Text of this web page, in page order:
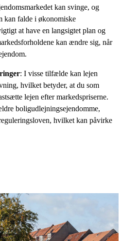
kan svinge, og
kan falde i økonomiske
at have en langsigtet plan og
kan ændre sig, når
: I visse tilfælde kan lejen
hvilket betyder, at du som
lejen efter markedspriserne.
boligudlejningsejendomme,
hvilket kan påvirke